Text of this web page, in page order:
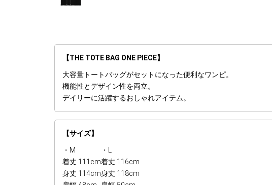
【THE TOTE BAG ONE PIECE】
大容量トートバッグがセットになった便利なワンピ。
機能性とデザイン性を両立。
デイリーに活躍するおしゃれアイテム。
【サイズ】
・M
着丈 111cm
身丈 114cm
・L
着丈 116cm
身丈 118cm